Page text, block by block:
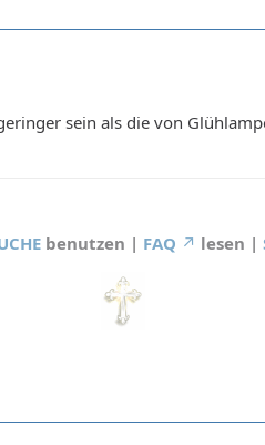
sein als die von
benutzen | FAQ lesen |